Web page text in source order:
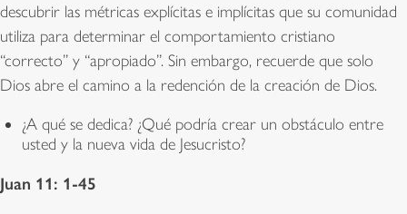
descubrir las métricas explícitas e implícitas que su comunidad
utiliza para determinar el comportamiento cristiano
“correcto” y “apropiado”. Sin embargo, recuerde que solo
Dios abre el camino a la redención de la creación de Dios.
¿A qué se dedica? ¿Qué podría crear un obstáculo entre
usted y la nueva vida de Jesucristo?
Juan 11: 1-45